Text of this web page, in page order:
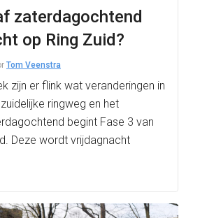
zaterdagochtend
op Ring Zuid?
Tom Veenstra
zijn er flink wat veranderingen in
ringweg en het
begint Fase 3 van
Deze wordt vrijdagnacht